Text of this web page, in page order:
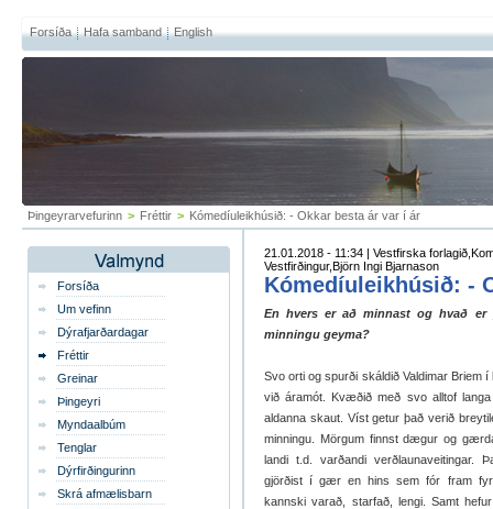
Forsíða Hafa samband English
Þingeyrarvefurinn > Fréttir > Kómedíuleikhúsið: - Okkar besta ár var í ár
Forsíða
Um vefinn
Dýrafjarðardagar
Fréttir
Greinar
Þingeyri
Myndaalbúm
Tenglar
Dýrfirðingurinn
Skrá afmælisbarn
21.01.2018 - 11:34 | Vestfirska
Vestfirðingur,Björn Ingi Bjarnason
Kómedíuleikhúsið: -
En hvers er að minnast og hvað
minningu geyma?
Svo orti og spurði skáldið Valdimar Briem
við áramót. Kvæðið með svo alltof
aldanna skaut. Víst getur það verið
minningu. Mörgum finnst dægur og
landi t.d. varðandi verðlaunaveitingar.
gjörðist í gær en hins sem fór fram
kannski varað, starfað, lengi. Samt